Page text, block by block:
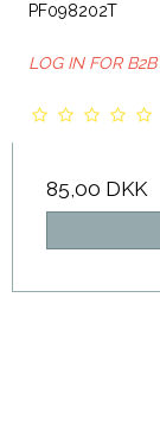
PF098202T
LOG IN FOR B2B
85,00 DKK